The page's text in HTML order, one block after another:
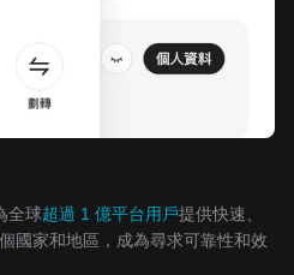
全球超過 1 億平台用戶提供快速、
國家和地區，成為尋求可靠性和效